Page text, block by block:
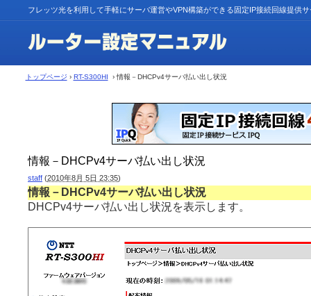
フレッツ光を利用して手軽にサーバ運営やVPN構築ができる固定IP接続回線提供
トップページ › RT-S300HI › 情報－DHCPv4サーバ払い出し状況
情報－DHCPv4サーバ払い出し状況
staff (2010年8月 5日 23:35)
情報－DHCPv4サーバ払い出し状況
DHCPv4サーバ払い出し状況を表示します。